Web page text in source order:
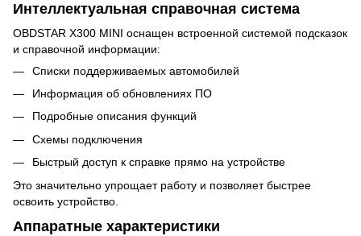
Интеллектуальная справочная система
OBDSTAR X300 MINI оснащен встроенной системой подсказок
и справочной информации:
Списки поддерживаемых автомобилей
Информация об обновлениях ПО
Подробные описания функций
Схемы подключения
Быстрый доступ к справке прямо на устройстве
Это значительно упрощает работу и позволяет быстрее
освоить устройство.
Аппаратные характеристики